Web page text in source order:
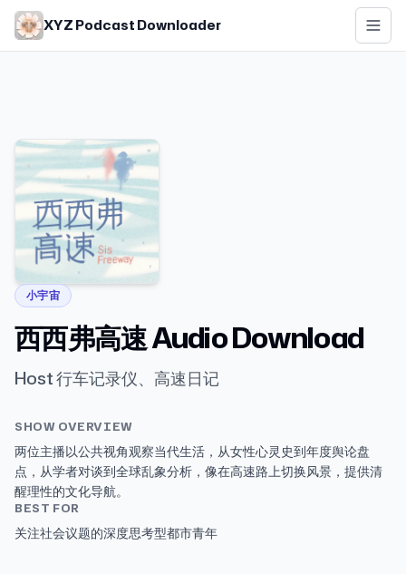
Skip to main content
XYZ Podcast Downloader
小宇宙
西西弗高速 Audio Download
Host 行车记录仪、高速日记
SHOW OVERVIEW
两位主播以公共视角观察当代生活，从女性心灵史到年度舆论盘
点，从学者对谈到全球乱象分析，像在高速路上切换风景，提供清
醒理性的文化导航。
BEST FOR
关注社会议题的深度思考型都市青年